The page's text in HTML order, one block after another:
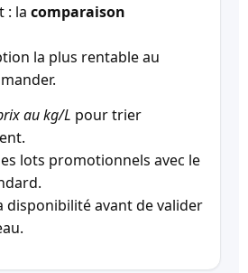
: la comparaison
la plus rentable au
au kg/L pour trier
lots promotionnels avec le
disponibilité avant de valider